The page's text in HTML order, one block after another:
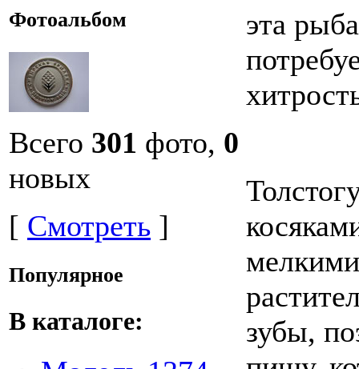
Фотоальбом
Всего 301 фото, 0
новых
[ Смотреть ]
Популярное
В каталоге:
эта
зубы,